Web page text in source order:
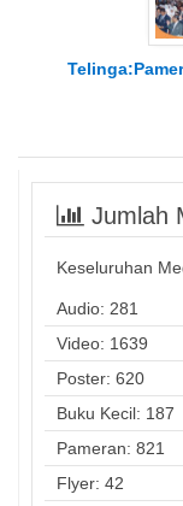
Jumlah
Keseluruhan
Audio: 281
Video: 1639
Poster: 620
Buku Kecil: 187
Pameran: 821
Flyer: 42